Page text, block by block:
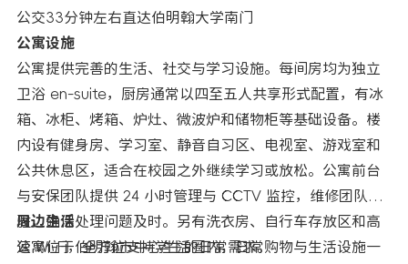
公交33分钟左右直达伯明翰大学南门
公寓设施
公寓提供完善的生活、社交与学习设施。每间房均为独立
卫浴 en-suite，厨房通常以四至五人共享形式配置，有冰
箱、冰柜、烤箱、炉灶、微波炉和储物柜等基础设备。楼
内设有健身房、学习室、静音自习区、电视室、游戏室和
公共休息区，适合在校园之外继续学习或放松。公寓前台
与安保团队提供 24 小时管理与 CCTV 监控，维修团队常
驻，确保处理问题及时。另有洗衣房、自行车存放区和高
速 Wi-Fi，全方位支持学生的日常需求。
周边生活
公寓位于伯明翰市中心生活圈内，日常购物与生活设施一